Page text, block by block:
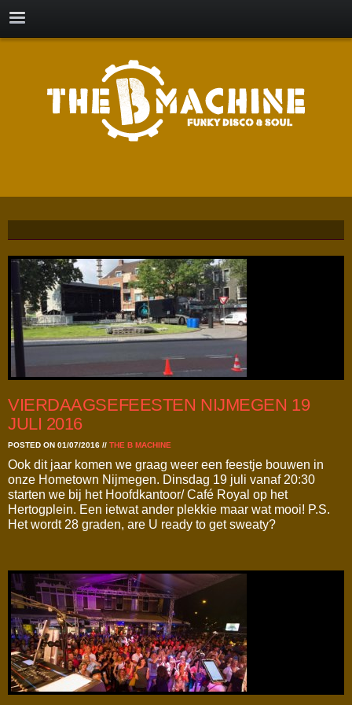
VIERDAAGSEFEESTEN NIJMEGEN 19
JULI 2016
POSTED ON 01/07/2016 // THE B MACHINE
Ook dit jaar komen we graag weer een feestje bouwen in
onze Hometown Nijmegen. Dinsdag 19 juli vanaf 20:30
starten we bij het Hoofdkantoor/ Café Royal op het
Hertogplein. Een ietwat ander plekkie maar wat mooi! P.S.
Het wordt 28 graden, are U ready to get sweaty?